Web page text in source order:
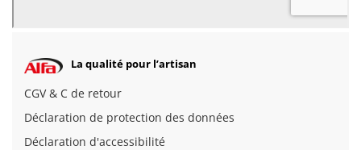
La qualité pour l’artisan
CGV & C de retour
Déclaration de protection des données
Déclaration d'accessibilité